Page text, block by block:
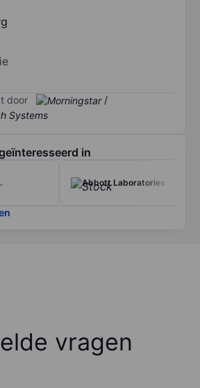
door /
in
Abbott Laboratories
vragen